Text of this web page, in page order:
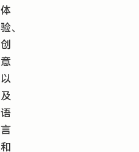
体
验、
创
意
以
及
语
言
和